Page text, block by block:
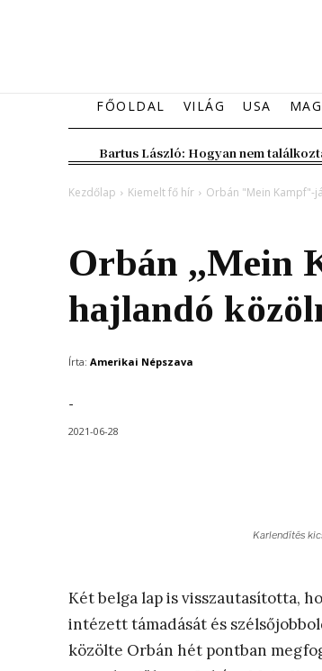
FŐOLDAL VILÁG USA
Bartus László: Hogyan nem
Kezdőlap Kiemelt fő hír Orbán "Mein Kampf"-
Orbán „Mein
hajlandó
Írta: Amerikai Népszava
-
2021-06-28
Karlendítés
Két belga lap is visszautasította,
intézett támadását és
közölte Orbán hét pontban